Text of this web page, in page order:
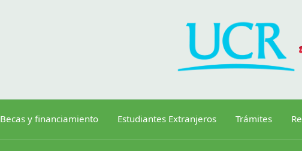
Becas y financiamiento Estudiantes Extranjeros Trámites